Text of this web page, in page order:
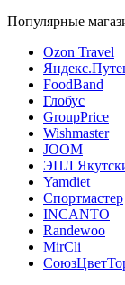
Популярные
Ozon Travel
FoodBand
Глобус
GroupPrice
Wishmaster
JOOM
ЭПЛ
Yamdiet
Спортмастер
INCANTO
Randewoo
MirCli